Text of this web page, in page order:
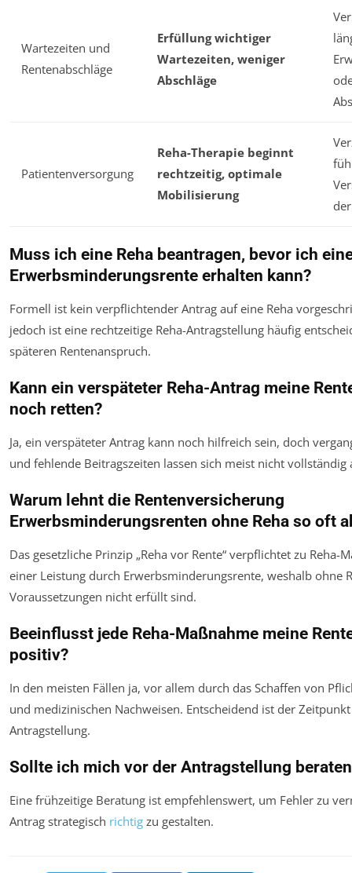
Wartezeiten und
Rentenabschläge
Erfüllung wichtiger
Wartezeiten, weniger
Abschläge
Patientenversorgung
Reha-Therapie beginnt
rechtzeitig, optimale
Mobilisierung
Muss ich eine Reha beantragen, bevor ich
Erwerbsminderungsrente erhalten kann?
Formell ist kein verpflichtender Antrag auf eine Reha
jedoch ist eine rechtzeitige Reha-Antragstellung häufig
späteren Rentenanspruch.
Kann ein verspäteter Reha-Antrag meine
noch retten?
Ja, ein verspäteter Antrag kann noch hilfreich sein, doch
und fehlende Beitragszeiten lassen sich meist nicht vollständig
Warum lehnt die Rentenversicherung
Erwerbsminderungsrenten ohne Reha so oft
Das gesetzliche Prinzip „Reha vor Rente“ verpflichtet zu Reha-
einer Leistung durch Erwerbsminderungsrente, weshalb ohne
Voraussetzungen nicht erfüllt sind.
Beeinflusst jede Reha-Maßnahme meine
positiv?
In den meisten Fällen ja, vor allem durch das Schaffen von
und medizinischen Nachweisen. Entscheidend ist der
Antragstellung.
Sollte ich mich vor der Antragstellung
Eine frühzeitige Beratung ist empfehlenswert, um Fehler zu
Antrag strategisch richtig zu gestalten.